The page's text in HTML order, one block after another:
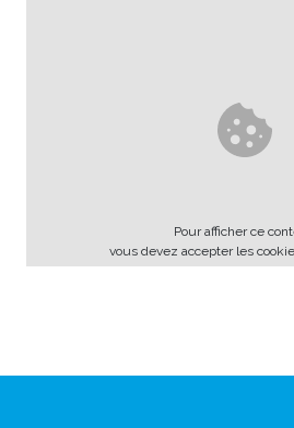
Pour afficher ce
vous devez accepter les